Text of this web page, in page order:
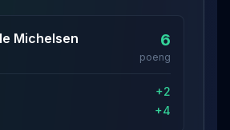
Michelsen 6
poeng
+2
+4